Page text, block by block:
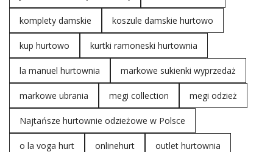
komplety damskie koszule damskie hurtowo
kup hurtowo kurtki ramoneski hurtownia
la manuel hurtownia markowe sukienki wyprzedaż
markowe ubrania megi collection megi odzież
Najtańsze hurtownie odzieżowe w Polsce
o la voga hurt onlinehurt outlet hurtownia